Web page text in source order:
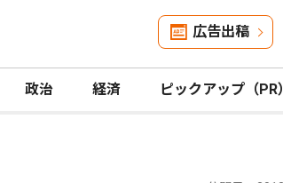
広告出稿
政治 経済 ピックアップ（PR）